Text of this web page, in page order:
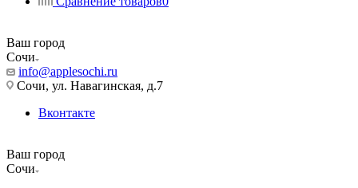
Ваш город
Сочи
info@applesochi.ru
Сочи, ул. Навагинская, д.7
Вконтакте
Ваш город
Сочи